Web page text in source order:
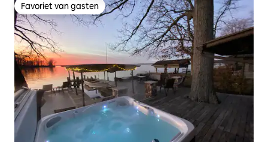
Favoriet van gasten
Favoriet van gasten